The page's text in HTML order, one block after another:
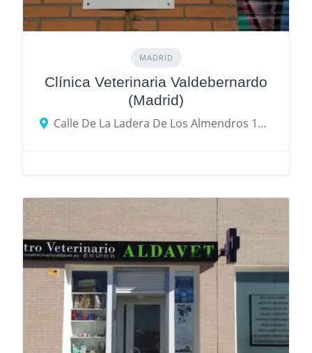
MADRID
Clínica Veterinaria Valdebernardo
(Madrid)
Calle De La Ladera De Los Almendros 13a, 28032 Madrid, provincia de Madrid, España